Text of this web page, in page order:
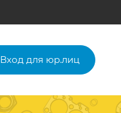
Вход для юр.лиц